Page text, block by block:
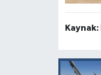
Kaynak: